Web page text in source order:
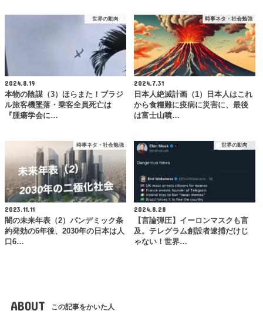
世界の動向
2024.8.19
本物の陰謀（3）ほらまた！ブラジ
ル旅客機墜落・乗客全員死亡は
『腫瘍学会に…
時事ネタ・社会勉強
2024.7.31
日本人絶滅計画（1）日本人はこれ
から食糧難に疫病に災害に、最後
は富士山噴…
時事ネタ・社会勉強
2023.11.11
闇の未来年表（2）パンデミック条
約発効の6年後、2030年の日本は人
口6…
世界の動向
2024.8.28
【言論弾圧】イーロンマスクも言
及。テレグラム創設者逮捕だけじ
ゃない！世界…
ABOUT この記事をかいた人